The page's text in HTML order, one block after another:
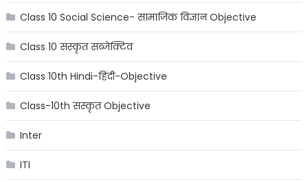
Class 10 Social Science- सामाजिक विज्ञान Objective
Class 10 संस्कृत सब्जेक्टिव
Class 10th Hindi-हिंदी-Objective
Class-10th संस्कृत Objective
Inter
ITI